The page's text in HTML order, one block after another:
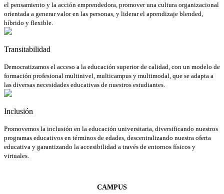
el pensamiento y la acción emprendedora, promover una cultura organizacional
orientada a generar valor en las personas, y liderar el aprendizaje blended,
híbrido y flexible.
Transitabilidad
Democratizamos el acceso a la educación superior de calidad, con un modelo de
formación profesional multinivel, multicampus y multimodal, que se adapta a
las diversas necesidades educativas de nuestros estudiantes.
Inclusión
Promovemos la inclusión en la educación universitaria, diversificando nuestros
programas educativos en términos de edades, descentralizando nuestra oferta
educativa y garantizando la accesibilidad a través de entornos físicos y
virtuales.
CAMPUS